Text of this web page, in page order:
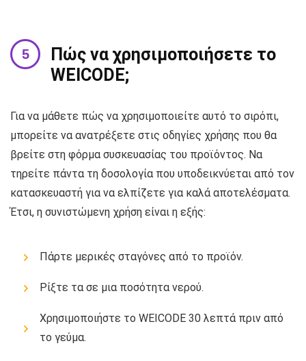
Πώς να χρησιμοποιήσετε το
WEICODE;
Για να μάθετε πώς να χρησιμοποιείτε αυτό το σιρόπι,
μπορείτε να ανατρέξετε στις οδηγίες χρήσης που θα
βρείτε στη φόρμα συσκευασίας του προϊόντος. Να
τηρείτε πάντα τη δοσολογία που υποδεικνύεται από τον
κατασκευαστή για να ελπίζετε για καλά αποτελέσματα.
Έτσι, η συνιστώμενη χρήση είναι η εξής:
Πάρτε μερικές σταγόνες από το προϊόν.
Ρίξτε τα σε μια ποσότητα νερού.
Χρησιμοποιήστε το WEICODE 30 λεπτά πριν από
το γεύμα.